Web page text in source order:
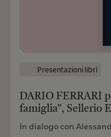
Presentazioni libri
DARIO FERRARI
famiglia", Sellerio
In dialogo con